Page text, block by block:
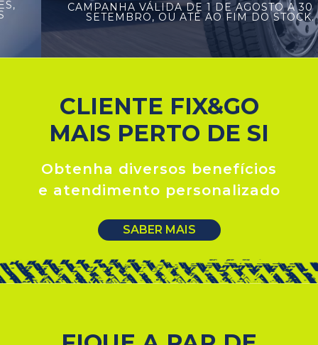
CAMPANHA VÁLIDA DE 1 DE AGOSTO A 30 DE
SETEMBRO, OU ATÉ AO FIM DO STOCK.
CLIENTE FIX&GO
MAIS PERTO DE SI
Obtenha diversos benefícios
e atendimento personalizado
SABER MAIS